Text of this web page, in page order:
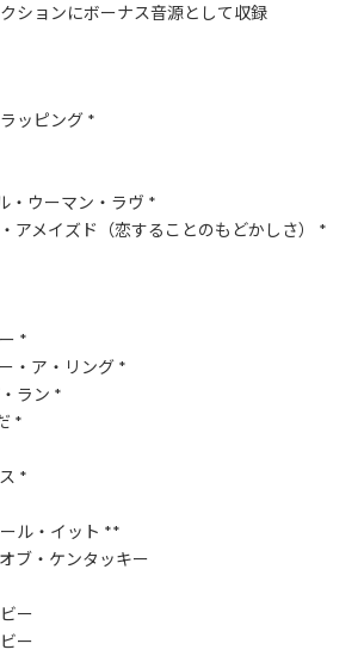
ションにボーナス音源として収録
ッピング *
・ウーマン・ラヴ *
アメイズド（恋することのもどかしさ） *
*
・ア・リング *
ラン *
*
*
ル・イット **
ブ・ケンタッキー
ー
ー